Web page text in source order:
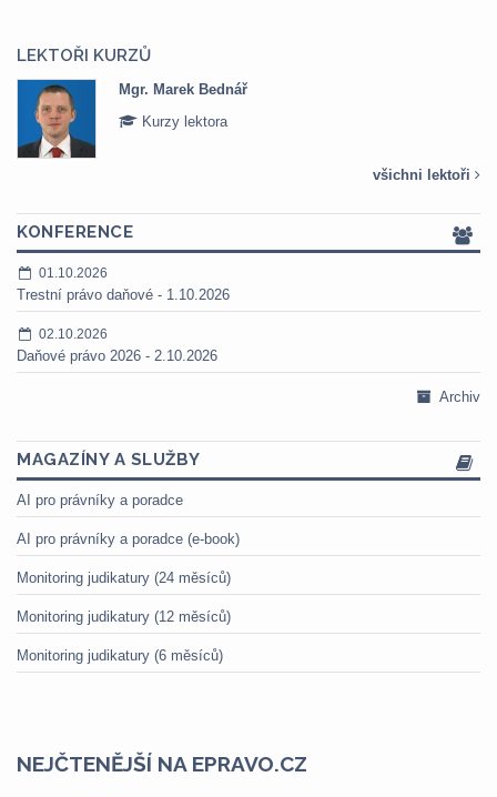
LEKTOŘI KURZŮ
Mgr. Marek Bednář
Kurzy lektora
všichni lektoři
KONFERENCE
01.10.2026
Trestní právo daňové - 1.10.2026
02.10.2026
Daňové právo 2026 - 2.10.2026
Archiv
MAGAZÍNY A SLUŽBY
AI pro právníky a poradce
AI pro právníky a poradce (e-book)
Monitoring judikatury (24 měsíců)
Monitoring judikatury (12 měsíců)
Monitoring judikatury (6 měsíců)
NEJČTENĚJŠÍ NA EPRAVO.CZ